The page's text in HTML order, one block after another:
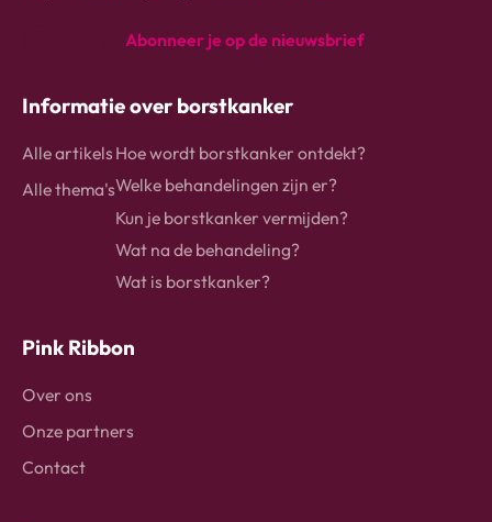
Abonneer je op de nieuwsbrief
Informatie over borstkanker
Alle artikels
Alle thema's
Hoe wordt borstkanker ontdekt?
Welke behandelingen zijn er?
Kun je borstkanker vermijden?
Wat na de behandeling?
Wat is borstkanker?
Pink Ribbon
Over ons
Onze partners
Contact